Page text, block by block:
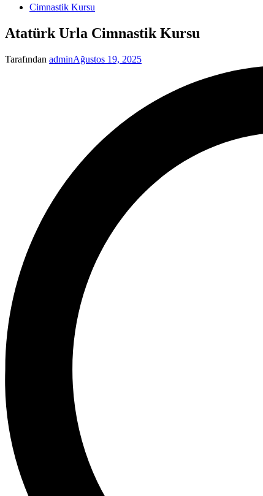
YayınlananCimnastik Kursu
Atatürk Urla Cimnastik Kursu
Tarafından adminAğustos 19, 2025